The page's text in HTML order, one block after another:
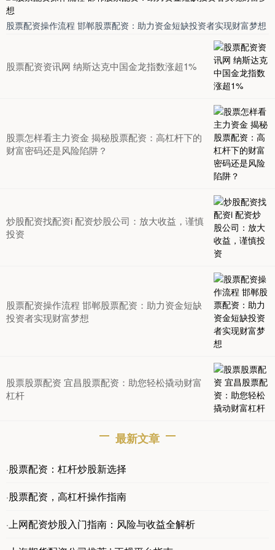
股票配资操作流程 邯郸股票配资：助力资金短缺投资者实现财富梦想
股票配资资讯网 纳斯达克中国金龙指数涨超1%
股票怎样看主力资金 揭秘股票配资：高杠杆下的
财富密码还是风险陷阱？
炒股配资找配资i 配资炒股公司：放大收益，谨慎
投资
股票配资操作流程 邯郸股票配资：助力资金短缺
投资者实现财富梦想
股票股票配资 宜昌股票配资：助您轻松撬动财富
杠杆
最新文章
·股票配资：杠杆炒股新选择
·股票配资，高杠杆操作指南
·上网配资炒股入门指南：风险与收益全解析